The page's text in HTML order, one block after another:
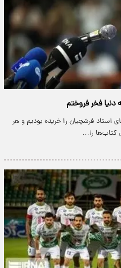
دنیا فخر فروختم
استاد فرشچیان را خریده بودیم و هر
کتاب‌ها را…